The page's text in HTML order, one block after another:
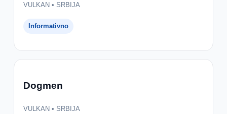
VULKAN • SRBIJA
Informativno
Dogmen
VULKAN • SRBIJA